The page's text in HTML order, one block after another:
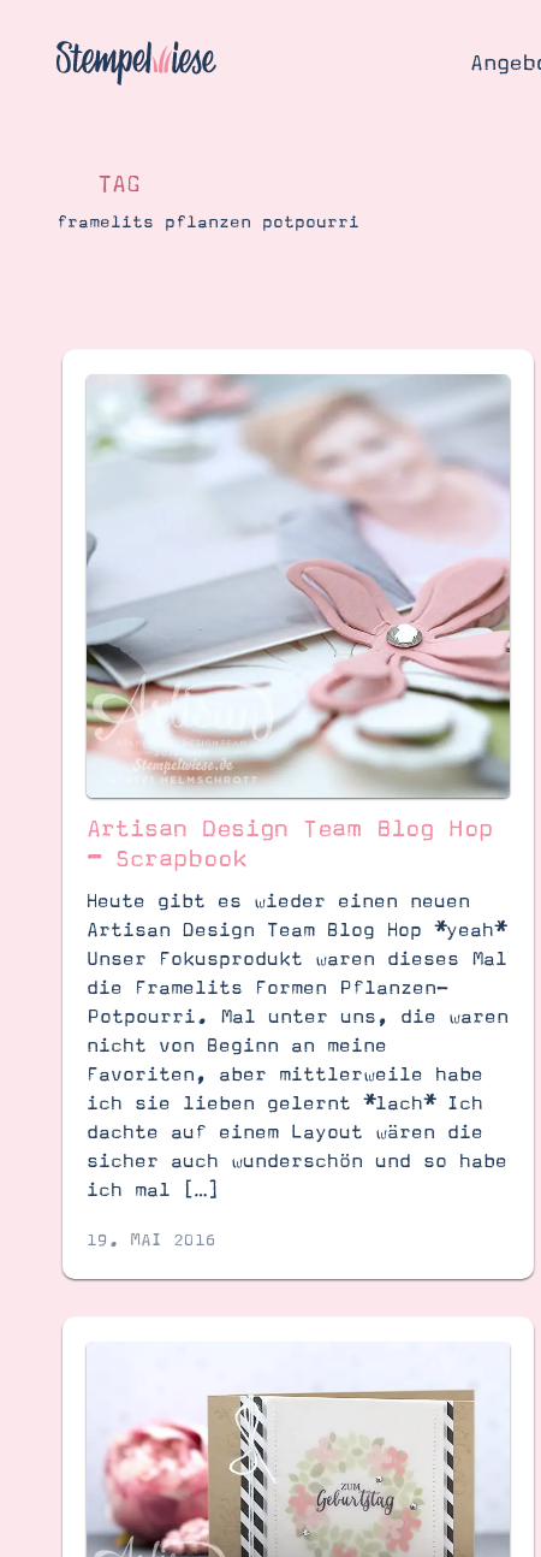
Katalog
Bestellen
Blog
Über
Über
Suche Impressum Datenschutz
TAG
framelits pflanzen potpourri
Artisan Design Team Blog Hop
– Scrapbook
Heute gibt es wieder einen neuen
Artisan Design Team Blog Hop *yeah*
Unser Fokusprodukt waren dieses Mal
die Framelits Formen Pflanzen-
Potpourri. Mal unter uns, die waren
nicht von Beginn an meine
Favoriten, aber mittlerweile habe
ich sie lieben gelernt *lach* Ich
dachte auf einem Layout wären die
sicher auch wunderschön und so habe
ich mal […]
19. MAI 2016